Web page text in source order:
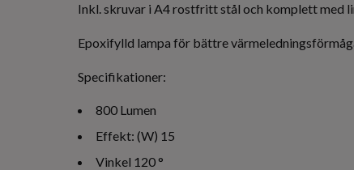
Inkl. skruvar i A4 rostfritt stål och komplett med
Epoxifylld lampa för bättre
Specifikationer:
800 Lumen
Effekt: (W) 15
Vinkel 120 °